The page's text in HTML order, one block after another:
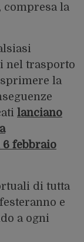
la
nel trasporto
la
lanciano
febbraio
di tutta
e
a ogni